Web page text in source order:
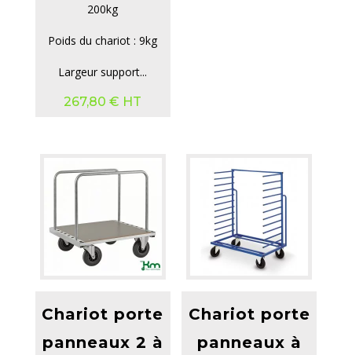
200kg
Poids du chariot : 9kg
Largeur support...
267,80€ HT
Chariot porte
panneaux 2 à
Chariot porte
panneaux à